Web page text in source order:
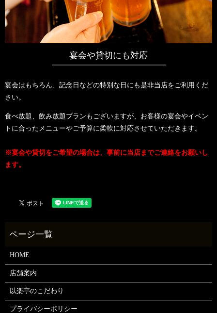
宴会や貸切にも対応
宴会はもちろん、記念日などの特別な日にも是非当店をご利用くだ
さい。
食べ放題、飲み放題プランもございますが、お客様の宴会やイベン
トに合ったメニューやご予算に柔軟に対応させていただきます。
※宴会や貸切をご希望の場合は、事前に当店までご連絡をお願いし
ます。
HOME
店舗案内
以楽亭のこだわり
プライバシーポリシー